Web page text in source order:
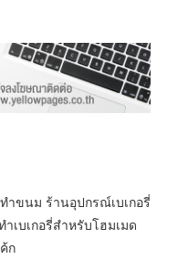
ขนม ร้านอุปกรณ์เบเกอรี่
เบเกอรี่สำหรับโฮมเมด
ก